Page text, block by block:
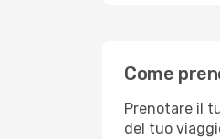
Come
Prenotare il
del tuo